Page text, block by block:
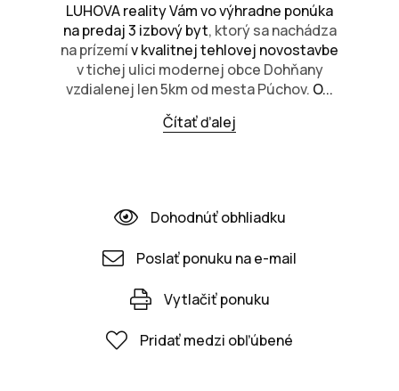
LUHOVA reality Vám vo výhradne ponúka
na predaj 3 izbový byt, ktorý sa nachádza
na prízemív kvalitnej tehlovej novostavbe
v tichej ulici modernej obce Dohňany
vzdialenej len 5km od mesta Púchov. O...
Čítať ďalej
Dohodnúť obhliadku
Poslať ponuku na e-mail
Vytlačiť ponuku
Pridať medzi obľúbené